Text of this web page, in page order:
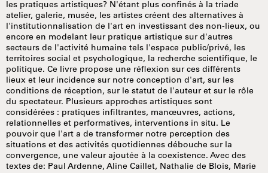
les pratiques artistiques? N'étant plus confinés à la triade
atelier, galerie, musée, les artistes créent des alternatives à
l'institutionnalisation de l'art en investissant des non-lieux, ou
encore en modelant leur pratique artistique sur d'autres
secteurs de l'activité humaine tels l'espace public/privé, les
territoires social et psychologique, la recherche scientifique, le
politique. Ce livre propose une réflexion sur ces différents
lieux et leur incidence sur notre conception d'art, sur les
conditions de réception, sur le statut de l'auteur et sur le rôle
du spectateur. Plusieurs approches artistiques sont
considérées : pratiques infiltrantes, manœuvres, actions,
relationnelles et performatives, interventions in situ. Le
pouvoir que l'art a de transformer notre perception des
situations et des activités quotidiennes débouche sur la
convergence, une valeur ajoutée à la coexistence. Avec des
textes de: Paul Ardenne, Aline Caillet, Nathalie de Blois, Marie